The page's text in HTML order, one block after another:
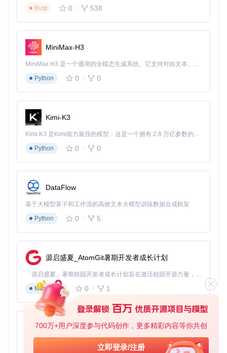
700万+用户深度参与代码创作，更多精彩内容等你共创
立即登录/注册
跨平台一致性和功能完整性。
验证安装：启动NAPS2应用程序，你将看到简洁直观的主
界面，包含扫描、编辑和保存等核心功能区域。首次启动
时，系统会自动检测并列出已连接的扫描设备。
注意事项：
档中的系统要求部分
对于无管理员权限的用户，可以选择便携版配置，避免系统
级安装
第二步：捕获高质量扫描图像
扫描是整个工作流的基础，就像拍照需要清晰对焦一样，高质
量的扫描图像是后续处理的前提。NAPS2提供了灵活的扫描参
数设置，让你轻松获得清晰的数字图像：
在NAPS2主界面的设备选择下拉菜单中选择你的扫描仪。
对于多设备环境，你可以为常用设备创建快捷方式。
分辨率：建议设置为300 DPI（每英寸点数）。这个参
数平衡了图像清晰度和文件大小，既能保证文字清晰可
辨，又不会产生过大的文件。
颜色模式 ：根据文档类型选择：黑白模式适合纯文字文
档，灰度模式适合包含照片的文档，彩色模式则用于需
要保留丰富色彩的材料。
纸张尺寸
Letter等标准规格。
：将文档放入扫描仪（自动进纸器或平板），点
Rust
0 538
MiniMax-H3
MiniMax H3 是一个通用的全模态生成系统。它支持对由文本、图像、视频和音频组成的多模态上下文进行统一理解，并能生成分辨率高达 2K、时长可达 15 秒的带原生立体声音频的视频。得益于面向任务泛化的系统设计，H3 在预训练阶段就已具备广泛的多模态上下文理解与生成能力，能够出色地执行复杂的多模态指令。
Python
0 0
Kimi-K3
Kimi K3 是Kimi能力最强的模型：这是一个拥有 2.8 万亿参数的混合专家（MoE）模型，具备原生视觉理解能力，并支持 100 万 token 的上下文窗口。
Python
0 0
DataFlow
基于大模型算子和工作流的高效文本大模型训练数据合成框架
Python
0 5
源启盛夏_AtomGit暑期开发者成长计划
「源启盛夏」暑期校园开发者成长计划旨在激活校园开源力量，通过积分激励、认证扶持、资源倾斜等形式，引导高校组织和开发者完成「入驻 — 建项目 — 做贡献 — 获认证 — 得资源」的完整闭环。无论你是想带领社团入驻平台的组织者，还是希望用代码贡献证明自己的开发者，都能在这里找到属于你的成长路径。
Markdown
0 1
py-xiaozhi
基于Python的Xiaozhi AI，适用于想要完整Xiaozhi体验而无需拥有专用硬件的用户。